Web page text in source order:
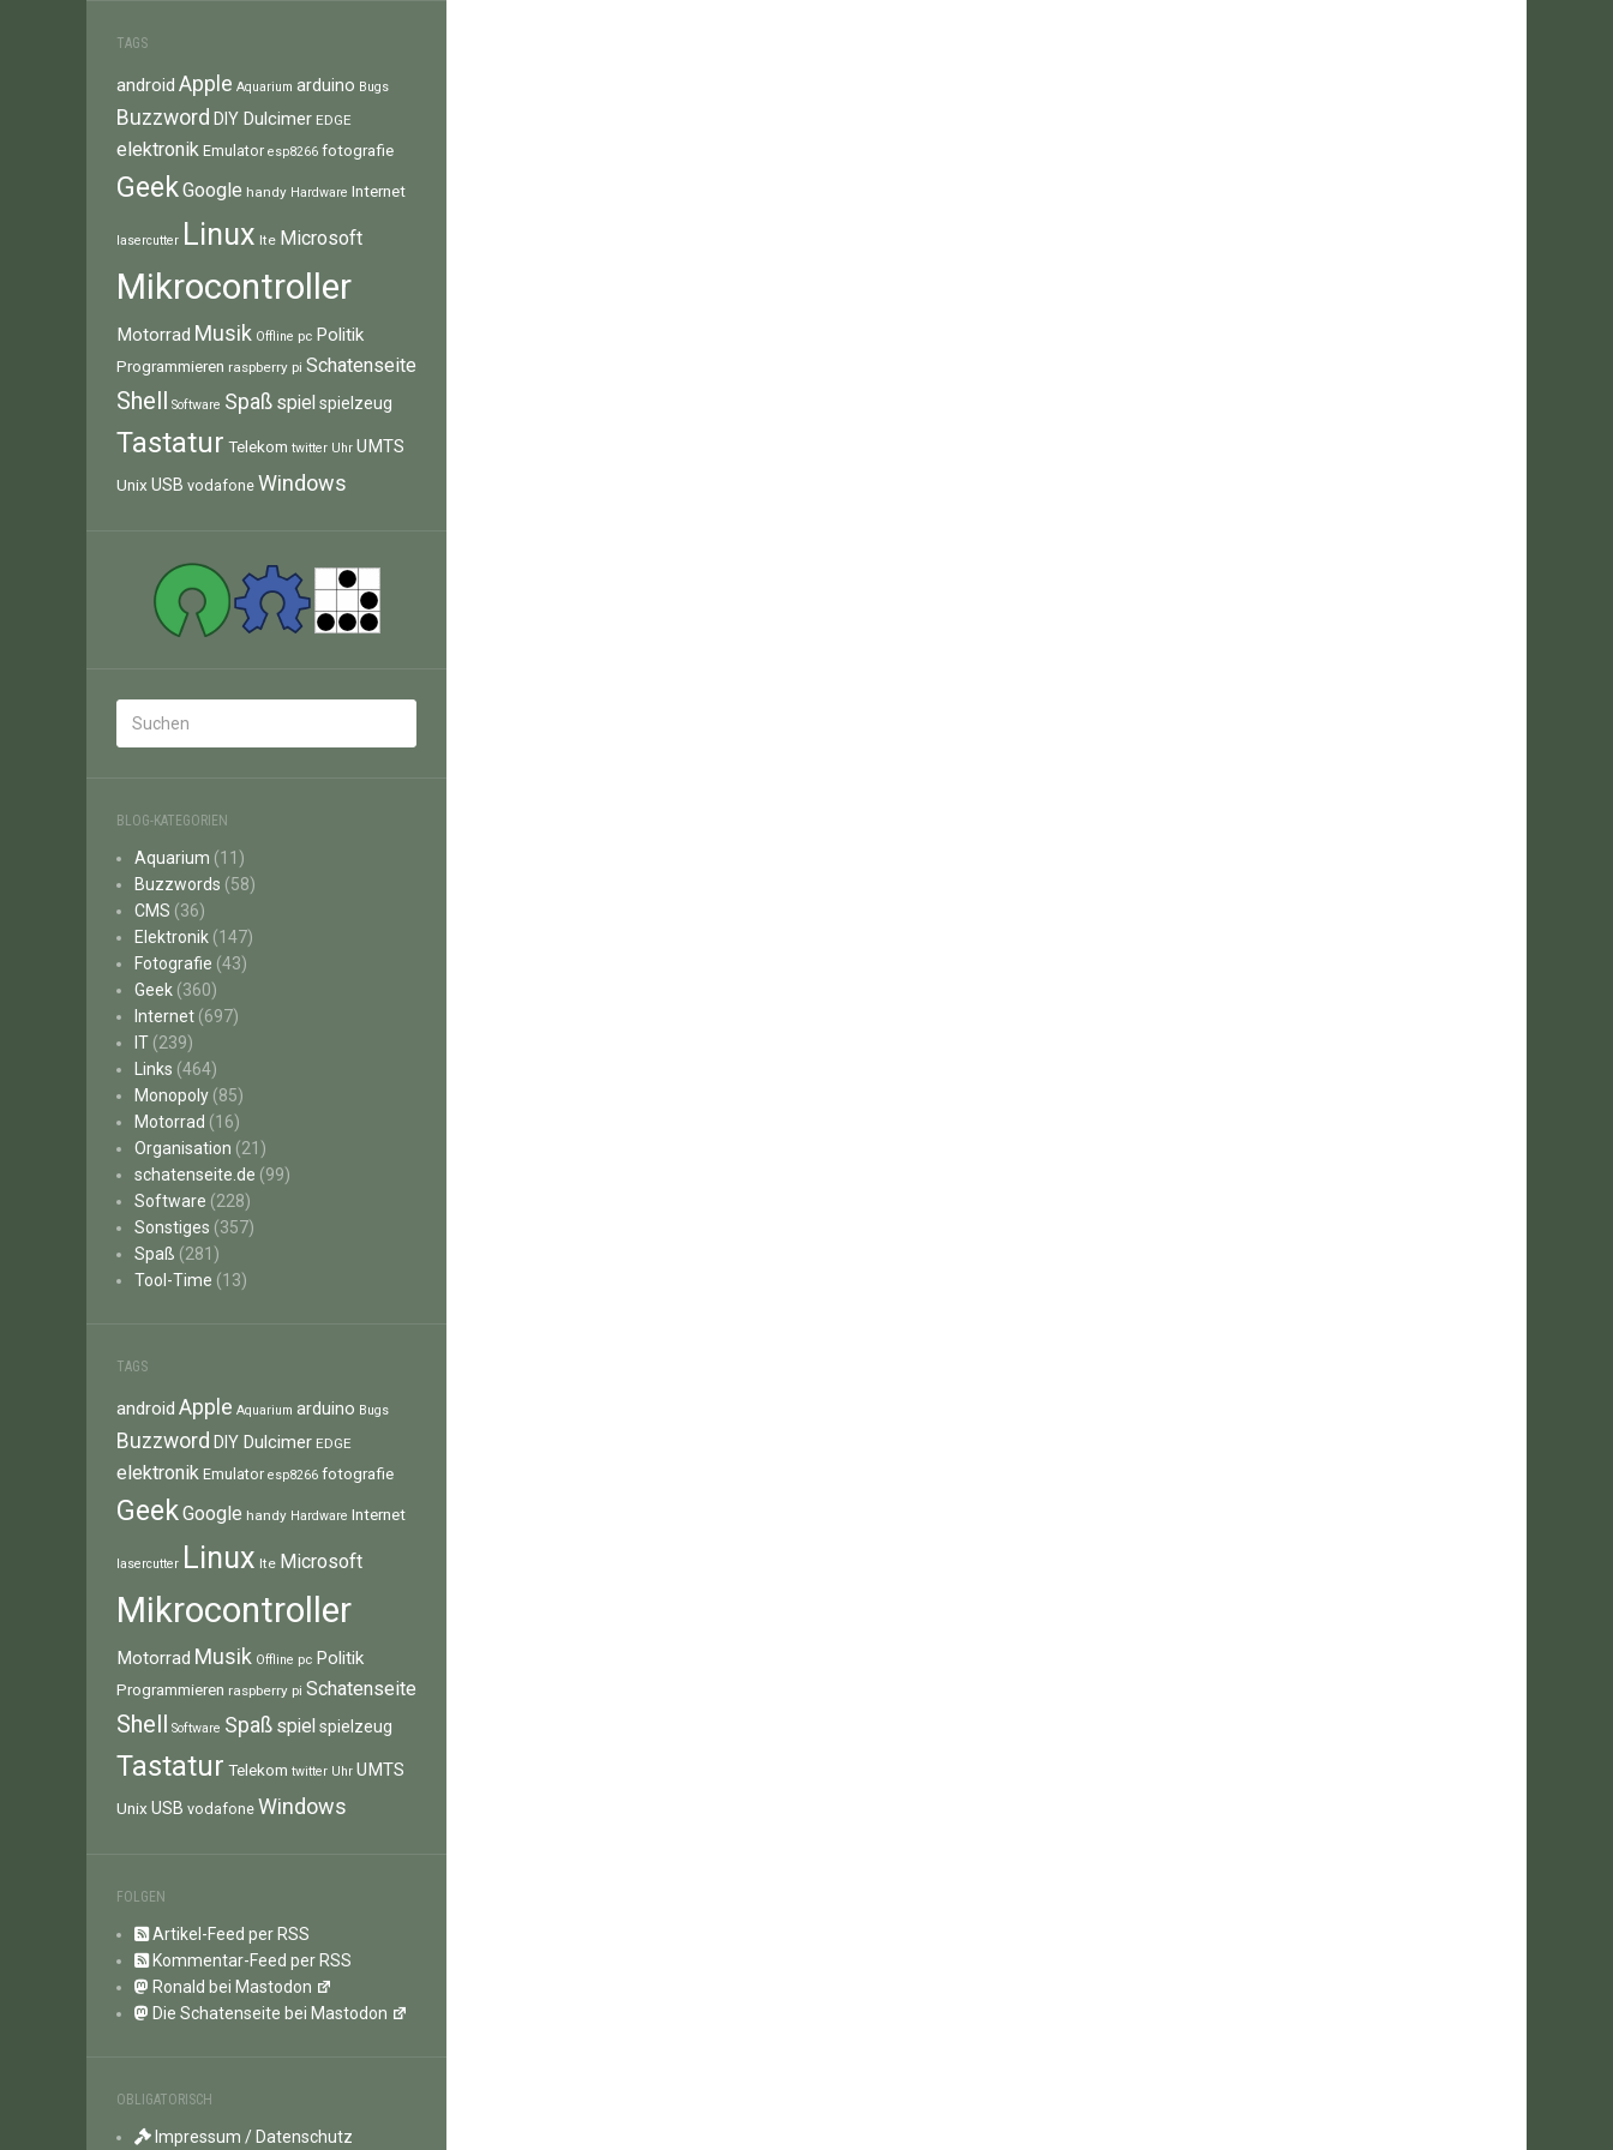
TAGS
android Apple Aquarium arduino Bugs
Buzzword DIY Dulcimer EDGE
elektronik Emulator esp8266 fotografie
GeekGoogle handy Hardware Internet
lasercutter Linux lte Microsoft
Mikrocontroller
Motorrad Musik Offline pc Politik
Programmieren raspberry pi Schatenseite
Shell Software Spaß spiel spielzeug
Tastatur Telekom twitter Uhr UMTS
Unix USB vodafone Windows
BLOG-KATEGORIEN
Aquarium (11)
Buzzwords (58)
CMS (36)
Elektronik (147)
Fotografie (43)
Geek (360)
Internet (697)
IT (239)
Links (464)
Monopoly (85)
Motorrad (16)
Organisation (21)
schatenseite.de (99)
Software (228)
Sonstiges (357)
Spaß (281)
Tool-Time (13)
TAGS
android Apple Aquarium arduino Bugs
Buzzword DIY Dulcimer EDGE
elektronik Emulator esp8266 fotografie
GeekGoogle handy Hardware Internet
lasercutter Linux lte Microsoft
Mikrocontroller
Motorrad Musik Offline pc Politik
Programmieren raspberry pi Schatenseite
Shell Software Spaß spiel spielzeug
Tastatur Telekom twitter Uhr UMTS
Unix USB vodafone Windows
FOLGEN
Artikel-Feed per RSS
Kommentar-Feed per RSS
Ronald bei Mastodon
Die Schatenseite bei Mastodon
OBLIGATORISCH
Impressum / Datenschutz